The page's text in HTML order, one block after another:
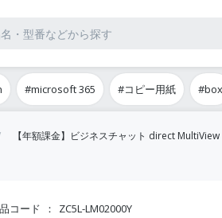
#microsoft 365 #コピー用紙 #box
【年額課金】ビジネスチャット direct MultiView
コード ZC5L-LM02000Y